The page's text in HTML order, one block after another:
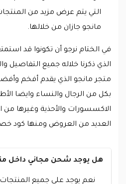
التي يتم عرض مزيد من
مانجو جازان من خلالها.
في الختام نرجو أن تكونوا قد
الذي ذكرنا خلاله جميع التفاصيل
متجر مانجو الذي يقدم أفخم وأفضل
بكل من الرجال والنساء وايضا
الاكسسورات والأحذية وغيرها من
العديد من العروض ومنها كود
هل يوجد شحن مجاني داخل